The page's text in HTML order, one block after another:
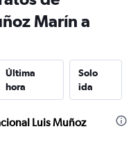
Marín a
Última
hora
Solo
ida
Luis Muñoz